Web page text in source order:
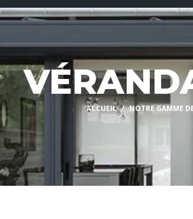
ACCUEIL NOTRE GAMME